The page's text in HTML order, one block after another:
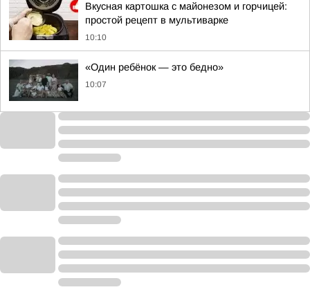
Вкусная картошка с майонезом и горчицей:
простой рецепт в мультиварке
10:10
«Один ребёнок — это бедно»
10:07